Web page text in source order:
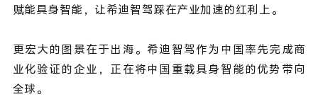
赋能具身智能，让希迪智驾踩在产业加速的红利上。
更宏大的图景在于出海。希迪智驾作为中国率先完成商
业化验证的企业，正在将中国重载具身智能的优势带向
全球。